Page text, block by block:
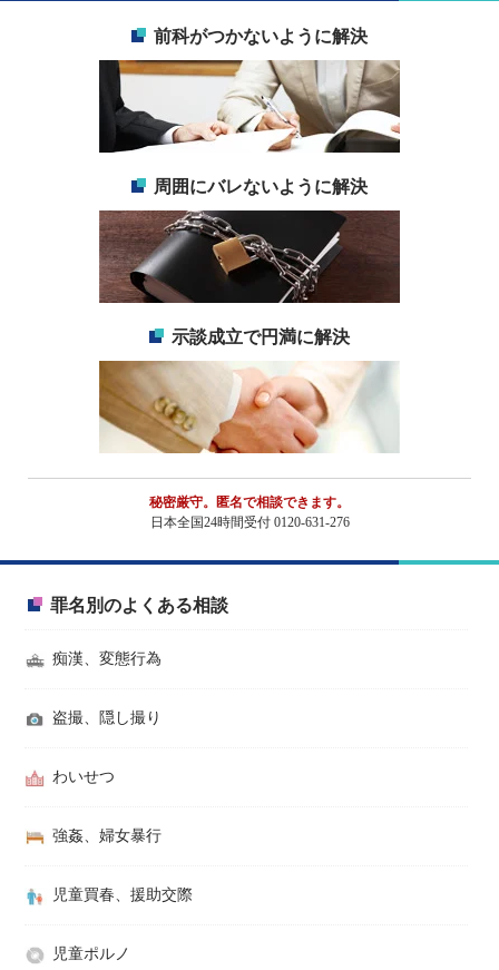
前科がつかないように解決
周囲にバレないように解決
示談成立で円満に解決
秘密厳守。匿名で相談できます。
日本全国24時間受付 0120-631-276
罪名別のよくある相談
痴漢、変態行為
盗撮、隠し撮り
わいせつ
強姦、婦女暴行
児童買春、援助交際
児童ポルノ